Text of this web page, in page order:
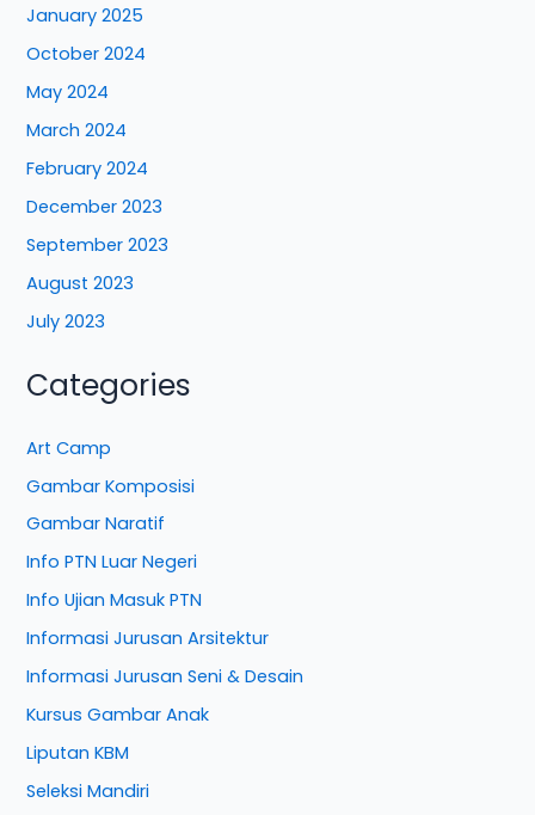
January 2025
October 2024
May 2024
March 2024
February 2024
December 2023
September 2023
August 2023
July 2023
Categories
Art Camp
Gambar Komposisi
Gambar Naratif
Info PTN Luar Negeri
Info Ujian Masuk PTN
Informasi Jurusan Arsitektur
Informasi Jurusan Seni & Desain
Kursus Gambar Anak
Liputan KBM
Seleksi Mandiri